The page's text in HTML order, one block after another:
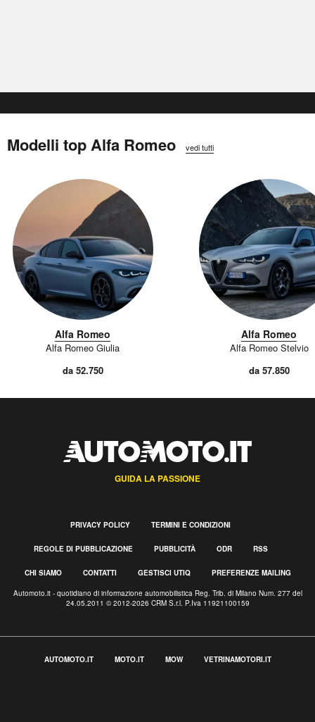
Modelli top Alfa Romeo vedi tutti
Alfa Romeo
Alfa Romeo Giulia
da 52.750
Alfa Romeo
Alfa Romeo Stelvio
da 57.850
GUIDA LA PASSIONE
PRIVACY POLICY TERMINI E CONDIZIONI
REGOLE DI PUBBLICAZIONE PUBBLICITÀ ODR RSS
CHI SIAMO CONTATTI GESTISCI UTIQ PREFERENZE MAILING
Automoto.it - quotidiano di informazione automobilistica Reg. Trib. di Milano Num. 277 del
24.05.2011 © 2012-2026 CRM S.r.l. P.Iva 11921100159
AUTOMOTO.IT MOTO.IT MOW VETRINAMOTORI.IT